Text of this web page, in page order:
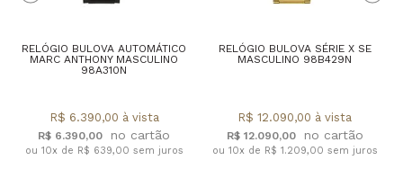
RELÓGIO BULOVA AUTOMÁTICO
MARC ANTHONY MASCULINO
98A310N
R$ 6.390,00
R$ 6.390,00 à vista
ou 10x de R$ 639,00 sem juros
RELÓGIO BULOVA SÉRIE X SE
MASCULINO 98B429N
R$ 12.090,00
R$ 12.090,00 à vista
ou 10x de R$ 1.209,00 sem juros